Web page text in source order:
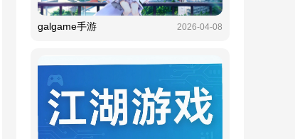
galgame手游 2026-04-08